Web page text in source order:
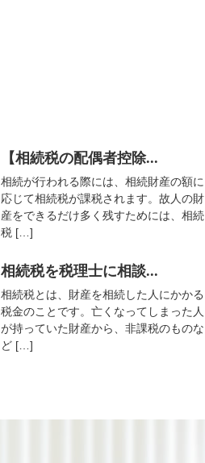
【相続税の配偶者控除...
相続が行われる際には、相続財産の額に
応じて相続税が課税されます。故人の財
産をできるだけ多く残すためには、相続
税 […]
相続税を税理士に相談...
相続税とは、財産を相続した人にかかる
税金のことです。亡くなってしまった人
が持っていた財産から、非課税のものな
ど […]